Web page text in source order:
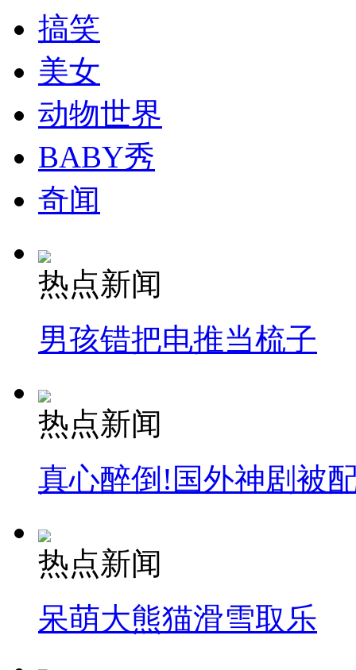
搞笑
美女
动物世界
BABY秀
奇闻
热点新闻
男孩错把电推当梳子
热点新闻
真心醉倒!国外神剧被
热点新闻
呆萌大熊猫滑雪取乐